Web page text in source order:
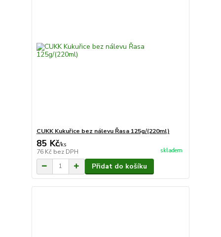
CUKK Kukuřice bez nálevu Řasa 125g/(220ml)
85 Kč/ks
76 Kč bez DPH skladem
Přidat do košíku